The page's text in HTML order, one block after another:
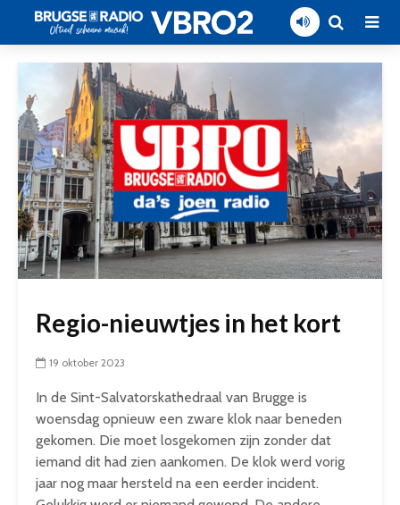
Regio-nieuwtjes in het kort
19 oktober 2023
In de Sint-Salvatorskathedraal van Brugge is
woensdag opnieuw een zware klok naar beneden
gekomen. Die moet losgekomen zijn zonder dat
iemand dit had zien aankomen. De klok werd vorig
jaar nog maar hersteld na een eerder incident.